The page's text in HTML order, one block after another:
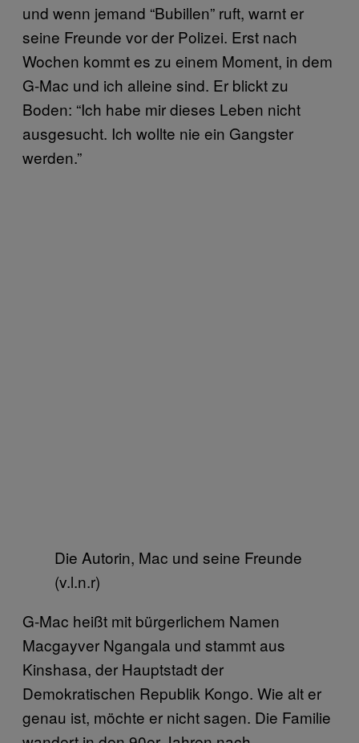
und wenn jemand “Bubillen” ruft, warnt er
seine Freunde vor der Polizei. Erst nach
Wochen kommt es zu einem Moment, in dem
G-Mac und ich alleine sind. Er blickt zu
Boden: “Ich habe mir dieses Leben nicht
ausgesucht. Ich wollte nie ein Gangster
werden.”
Die Autorin, Mac und seine Freunde
(v.l.n.r)
G-Mac heißt mit bürgerlichem Namen
Macgayver Ngangala und stammt aus
Kinshasa, der Hauptstadt der
Demokratischen Republik Kongo. Wie alt er
genau ist, möchte er nicht sagen. Die Familie